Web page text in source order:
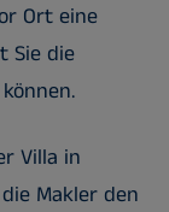
Ort eine
Sie die
Villa in
Makler den